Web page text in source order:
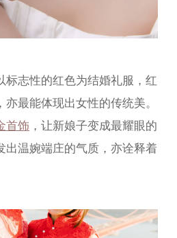
标志性的红色为结婚礼服，红
最能体现出女性的传统美。
首饰 ，让新娘子变成最耀眼的
出温婉端庄的气质，亦诠释着